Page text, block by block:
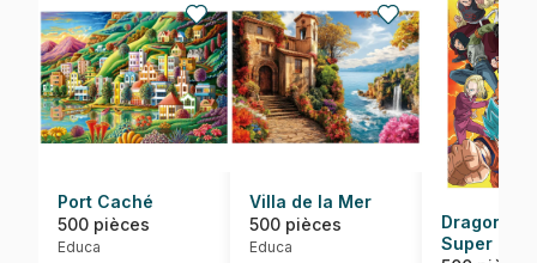
Port Caché
500 pièces
Educa
Villa de la Mer
500 pièces
Educa
Dragon
Super